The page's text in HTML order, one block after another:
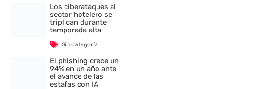
Los ciberataques al
sector hotelero se
triplican durante
temporada alta
Sin categoría
El phishing crece un
94% en un año ante
el avance de las
estafas con IA